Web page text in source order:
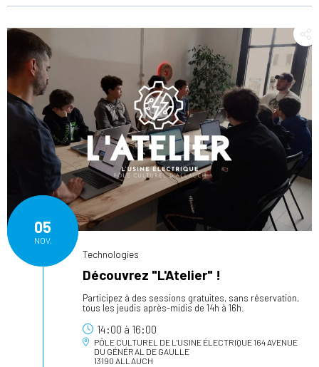
05
NOV.
Technologies
Découvrez "L'Atelier" !
Participez à des sessions gratuites, sans réservation,
tous les jeudis après-midis de 14h à 16h.
14:00 à 16:00
PÔLE CULTUREL DE L'USINE ÉLECTRIQUE164 AVENUE
DU GÉNÉRAL DE GAULLE
13190 ALLAUCH